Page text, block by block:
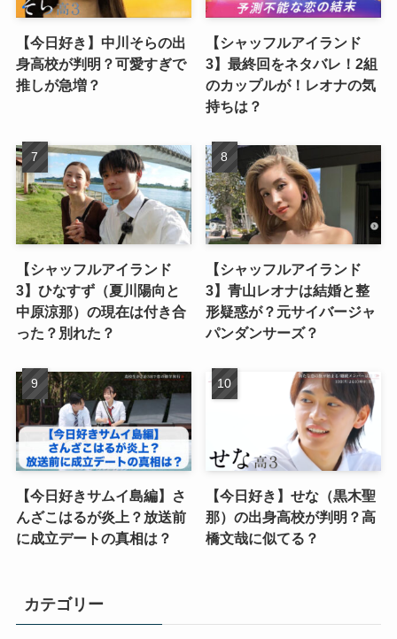
【今日好き】中川そらの出
身高校が判明？可愛すぎで
推しが急増？
【シャッフルアイランド
3】最終回をネタバレ！2組
のカップルが！レオナの気
持ちは？
【シャッフルアイランド
3】ひなすず（夏川陽向と
中原涼那）の現在は付き合
った？別れた？
【シャッフルアイランド
3】青山レオナは結婚と整
形疑惑が？元サイバージャ
パンダンサーズ？
【今日好きサムイ島編】さ
んざこはるが炎上？放送前
に成立デートの真相は？
【今日好き】せな（黒木聖
那）の出身高校が判明？高
橋文哉に似てる？
カテゴリー